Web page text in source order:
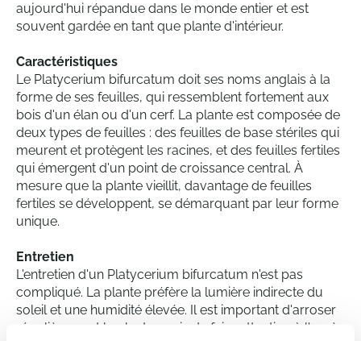
aujourd'hui répandue dans le monde entier et est
souvent gardée en tant que plante d'intérieur.
Caractéristiques
Le Platycerium bifurcatum doit ses noms anglais à la
forme de ses feuilles, qui ressemblent fortement aux
bois d'un élan ou d'un cerf. La plante est composée de
deux types de feuilles : des feuilles de base stériles qui
meurent et protègent les racines, et des feuilles fertiles
qui émergent d'un point de croissance central. À
mesure que la plante vieillit, davantage de feuilles
fertiles se développent, se démarquant par leur forme
unique.
Entretien
L'entretien d'un Platycerium bifurcatum n'est pas
compliqué. La plante préfère la lumière indirecte du
soleil et une humidité élevée. Il est important d'arroser
régulièrement la plante, mais de faire attention à l'excès